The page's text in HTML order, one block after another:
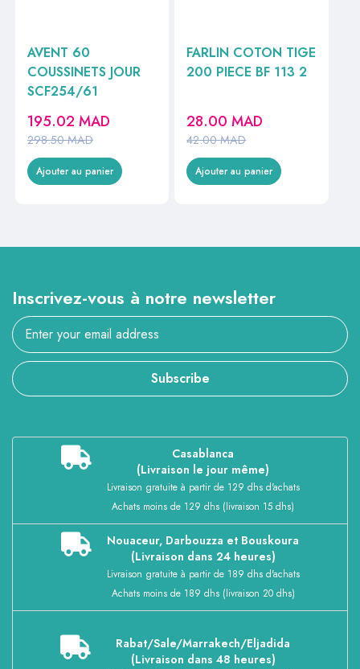
AVENT 60
COUSSINETS JOUR
SCF254/61
298.50MAD
195.02 MAD
Ajouter au panier
FARLIN COTON TIGE
200 PIECE BF 113 2
42.00MAD
28.00MAD
Ajouter au panier
Inscrivez-vous à notre newsletter
Subscribe
Casablanca
(Livraison le jour même)
Livraison gratuite à partir de 129 dhs d'achats
Achats moins de 129 dhs (livraison 15 dhs)
Nouaceur, Darbouzza et Bouskoura
(Livraison dans 24 heures)
Livraison gratuite à partir de 189 dhs d'achats
Achats moins de 189 dhs (livraison 20 dhs)
Rabat/Sale/Marrakech/Eljadida
(Livraison dans 48 heures)